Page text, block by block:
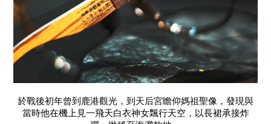
於戰後初年曾到鹿港觀光，到天后宮瞻仰媽祖聖像，發現與
當時他在機上見一飛天白衣神女飄行天空，以長裙承接炸